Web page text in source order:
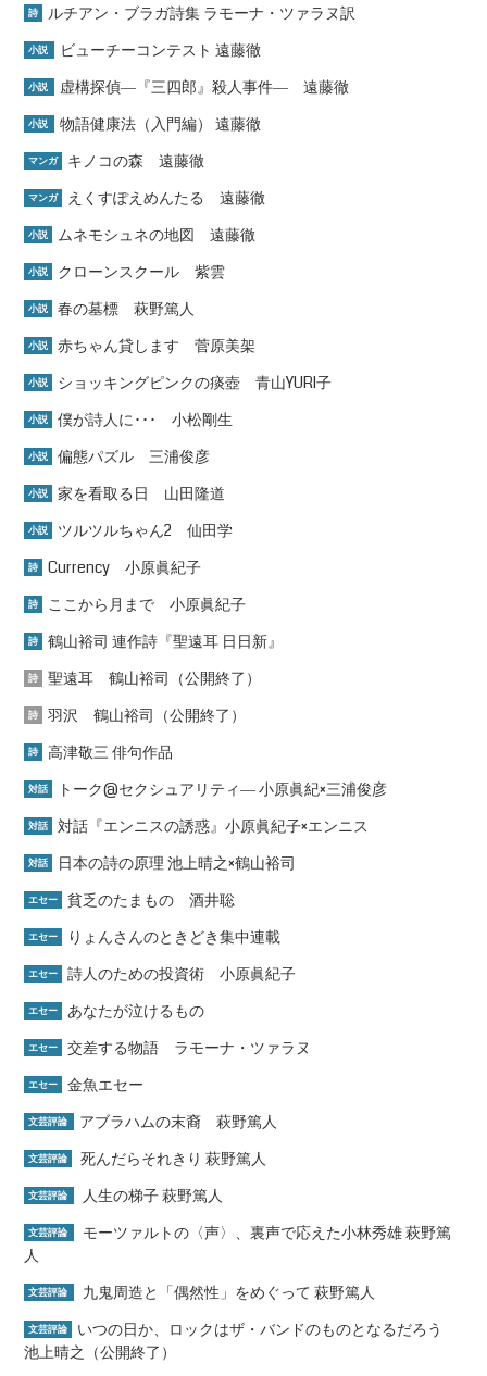
詩 ルチアン・ブラガ詩集 ラモーナ・ツァラヌ訳
小説 ビューチーコンテスト 遠藤徹
小説 虚構探偵―『三四郎』殺人事件― 遠藤徹
小説 物語健康法（入門編） 遠藤徹
マンガ キノコの森 遠藤徹
マンガ えくすぽえめんたる 遠藤徹
小説 ムネモシュネの地図 遠藤徹
小説 クローンスクール 紫雲
小説 春の墓標 萩野篤人
小説 赤ちゃん貸します 菅原美架
小説 ショッキングピンクの痰壺 青山YURI子
小説 僕が詩人に･･･ 小松剛生
小説 偏態パズル 三浦俊彦
小説 家を看取る日 山田隆道
小説 ツルツルちゃん2 仙田学
詩 Currency 小原眞紀子
詩 ここから月まで 小原眞紀子
詩 鶴山裕司 連作詩『聖遠耳 日日新』
詩 聖遠耳 鶴山裕司（公開終了）
詩 羽沢 鶴山裕司（公開終了）
詩 高津敬三 俳句作品
対話 トーク@セクシュアリティ― 小原眞紀×三浦俊彦
対話 対話『エンニスの誘惑』小原眞紀子×エンニス
対話 日本の詩の原理 池上晴之×鶴山裕司
エセー 貧乏のたまもの 酒井聡
エセー りょんさんのときどき集中連載
エセー 詩人のための投資術 小原眞紀子
エセー あなたが泣けるもの
エセー 交差する物語 ラモーナ・ツァラヌ
エセー 金魚エセー
文芸評論 アブラハムの末裔 萩野篤人
文芸評論 死んだらそれきり 萩野篤人
文芸評論 人生の梯子 萩野篤人
文芸評論
モーツァルトの〈声〉、裏声で応えた小林秀雄 萩野篤
人
文芸評論 九鬼周造と「偶然性」をめぐって 萩野篤人
文芸評論
いつの日か、ロックはザ・バンドのものとなるだろう
池上晴之（公開終了）